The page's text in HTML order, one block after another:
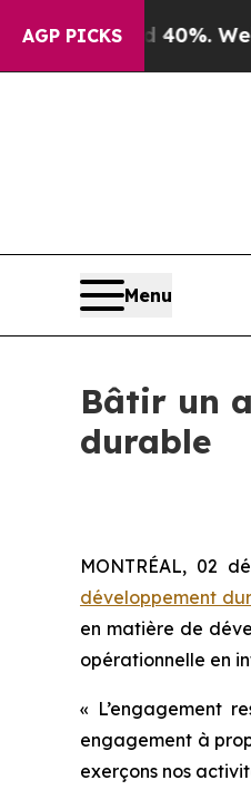
AGP PICKS
40%. Well, it Didn’t
Menu
Bâtir un
durable
MONTRÉAL, 02
développement
en matière de
opérationnelle en
« L’engagement
engagement à
exerçons nos